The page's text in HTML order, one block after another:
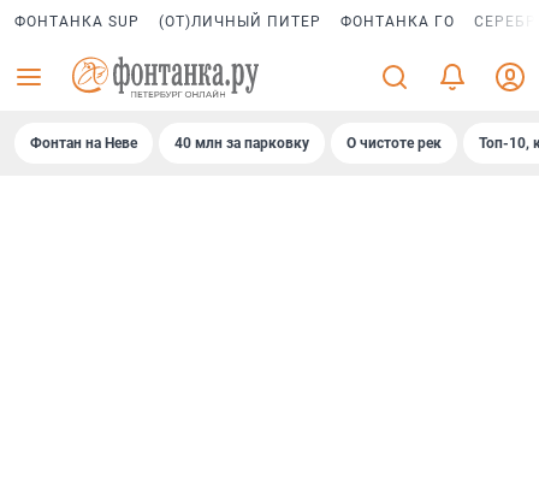
ФОНТАНКА SUP (ОТ)ЛИЧНЫЙ ПИТЕР ФОНТАНКА ГО
Фонтан на Неве 40 млн за парковку О чистоте рек Топ-10,